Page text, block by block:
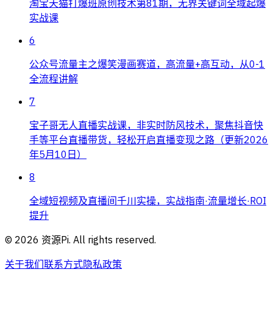
淘宝天猫打爆班原创技术第81期，无界关键词全域起爆
实战课
6
公众号流量主之爆笑漫画赛道，高流量+高互动，从0-1
全流程讲解
7
宝子哥无人直播实战课，非实时防风技术，聚焦抖音快
手等平台直播带货，轻松开启直播变现之路（更新2026
年5月10日）
8
全域短视频及直播间千川实操，实战指南·流量增长·ROI
提升
© 2026 资源Pi. All rights reserved.
关于我们联系方式隐私政策